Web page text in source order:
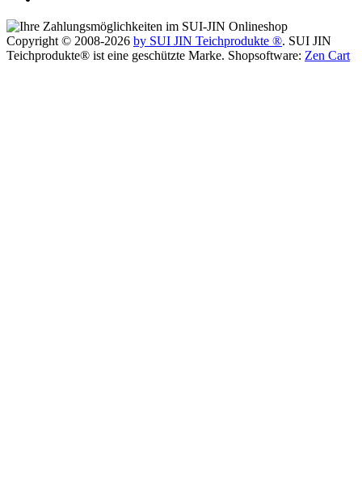
Copyright © 2008-2026 by SUI JIN Teichprodukte ®. SUI JIN
Teichprodukte® ist eine geschützte Marke. Shopsoftware: Zen Cart